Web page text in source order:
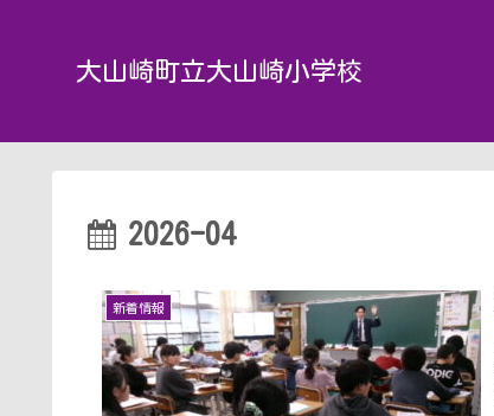
大山崎町立大山崎小学校
2026-04
新着情報